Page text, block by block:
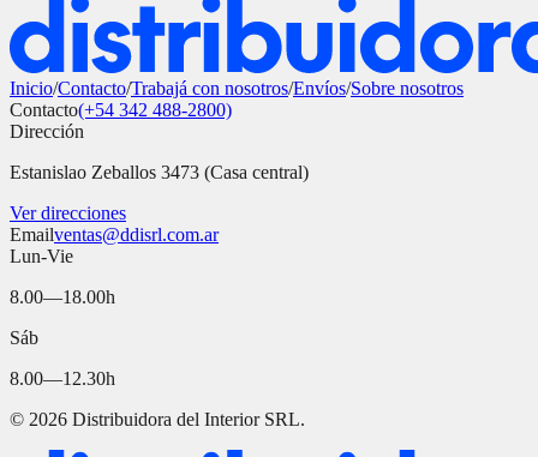
Inicio/Contacto/Trabajá con nosotros/Envíos/Sobre nosotros
Contacto(+54 342 488-2800)
Dirección
Estanislao Zeballos 3473 (Casa central)
Ver direcciones
Emailventas@ddisrl.com.ar
Lun-Vie
8.00—18.00h
Sáb
8.00—12.30h
© 2026 Distribuidora del Interior SRL.